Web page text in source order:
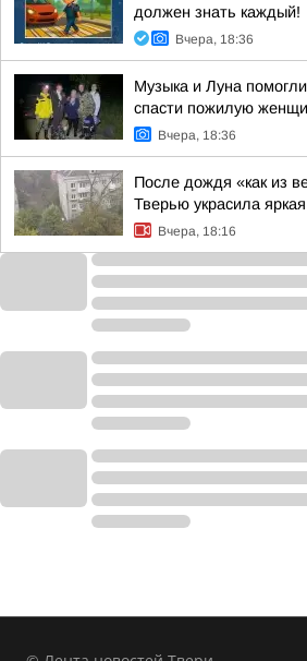
должен знать каждый!
Вчера, 18:36
Музыка и Луна
спасти пожилую
Вчера, 18:36
После дождя «как из
Тверью украсила яркая
Вчера, 18:16